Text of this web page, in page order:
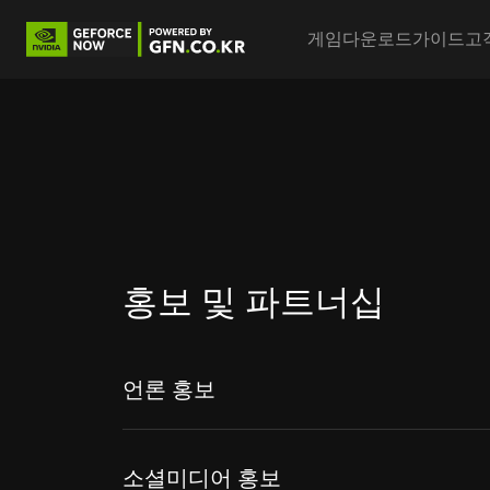
Main
게임다운로드가이드고
홍보 및 파트너십
언론 홍보
소셜미디어 홍보